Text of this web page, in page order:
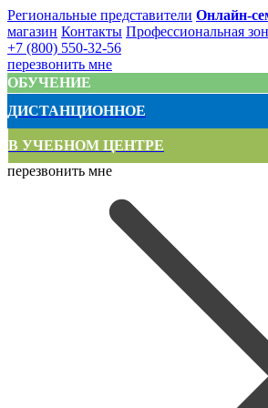
Региональные представители Онлайн-
магазин Контакты Профессиональная
+7 (800) 550-32-56
перезвонить мне
ОБУЧЕНИЕ
ДИСТАНЦИОННОЕ
В УЧЕБНОМ ЦЕНТРЕ
перезвонить мне